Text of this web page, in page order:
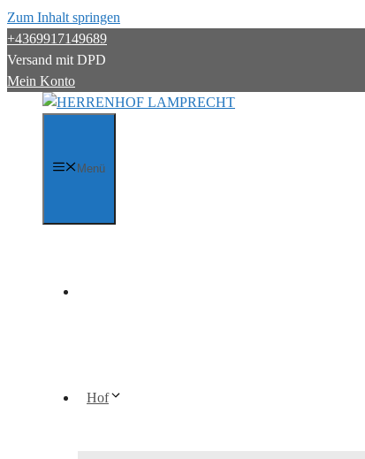
Zum Inhalt springen
+4369917149689
Versand mit DPD
Mein Konto
Menü
Hof